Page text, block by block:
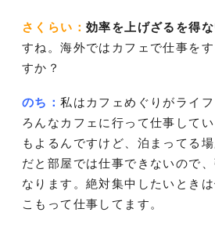
さくらい： 効率を上げざるを得
すね。海外ではカフェで仕事を
すか？
のち：私はカフェめぐりがライ
ろんなカフェに行って仕事して
もよるんですけど、泊まってる
だと部屋では仕事できないので
なります。絶対集中したいときは
こもって仕事してます。